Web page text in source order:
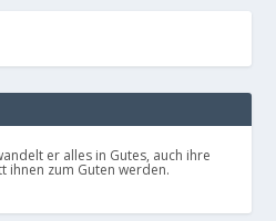
er alles in Gutes, auch ihre
ihnen zum Guten werden.